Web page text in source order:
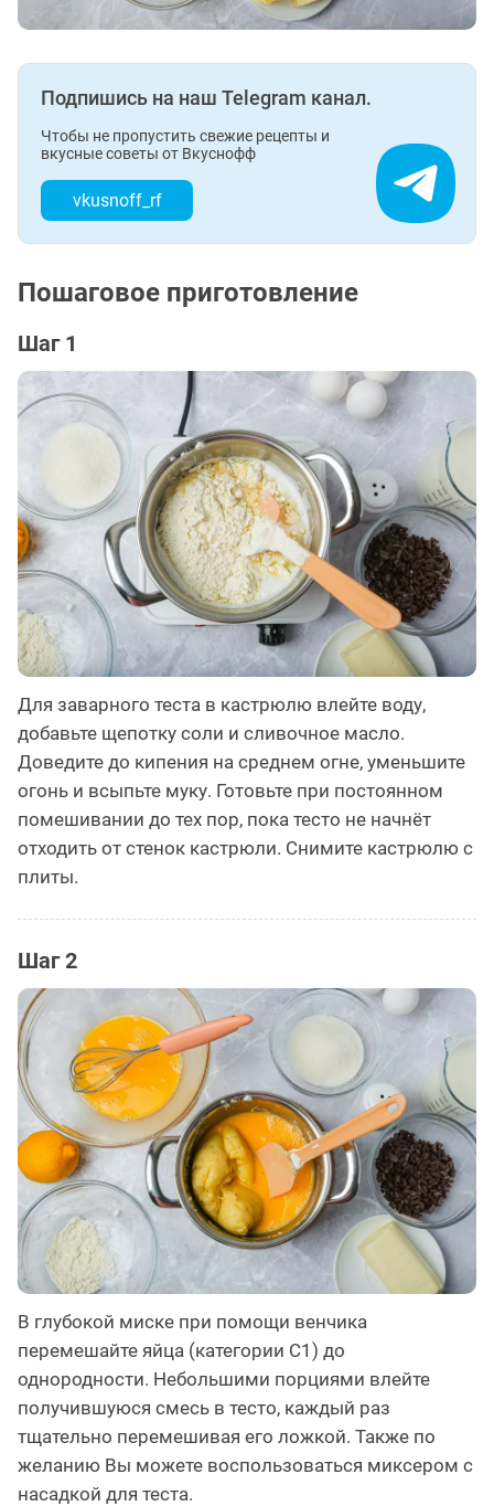
Подпишись на наш Telegram канал.
Чтобы не пропустить свежие рецепты и
вкусные советы от Вкуснофф
vkusnoff_rf
Пошаговое приготовление
Шаг 1
Для заварного теста в кастрюлю влейте воду,
добавьте щепотку соли и сливочное масло.
Доведите до кипения на среднем огне, уменьшите
огонь и всыпьте муку. Готовьте при постоянном
помешивании до тех пор, пока тесто не начнёт
отходить от стенок кастрюли. Снимите кастрюлю с
плиты.
Шаг 2
В глубокой миске при помощи венчика
перемешайте яйца (категории С1) до
однородности. Небольшими порциями влейте
получившуюся смесь в тесто, каждый раз
тщательно перемешивая его ложкой. Также по
желанию Вы можете воспользоваться миксером с
насадкой для теста.